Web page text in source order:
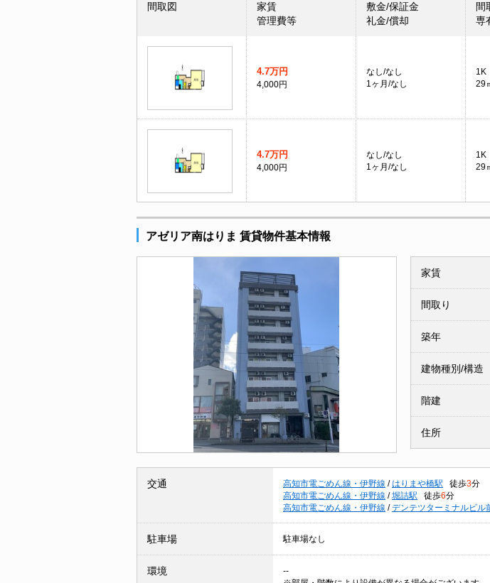
間取図
家賃
管理費等
敷金/保証金
礼金/償却
間
専
4.7万円
4,000円
なし/なし
1ヶ月/なし
1K
29
4.7万円
4,000円
なし/なし
1ヶ月/なし
1K
29
アゼリア南はりま 賃貸物件基本情報
家賃
間取り
築年
建物種別/構造
階建
住所
交通 高知市電ごめん線・伊野線 / はりまや橋駅 徒歩3分
高知市電ごめん線・伊野線 / 堀詰駅 徒歩6分
高知市電ごめん線・伊野線 / デンテツターミナルビル
駐車場 駐車場なし
環境
--